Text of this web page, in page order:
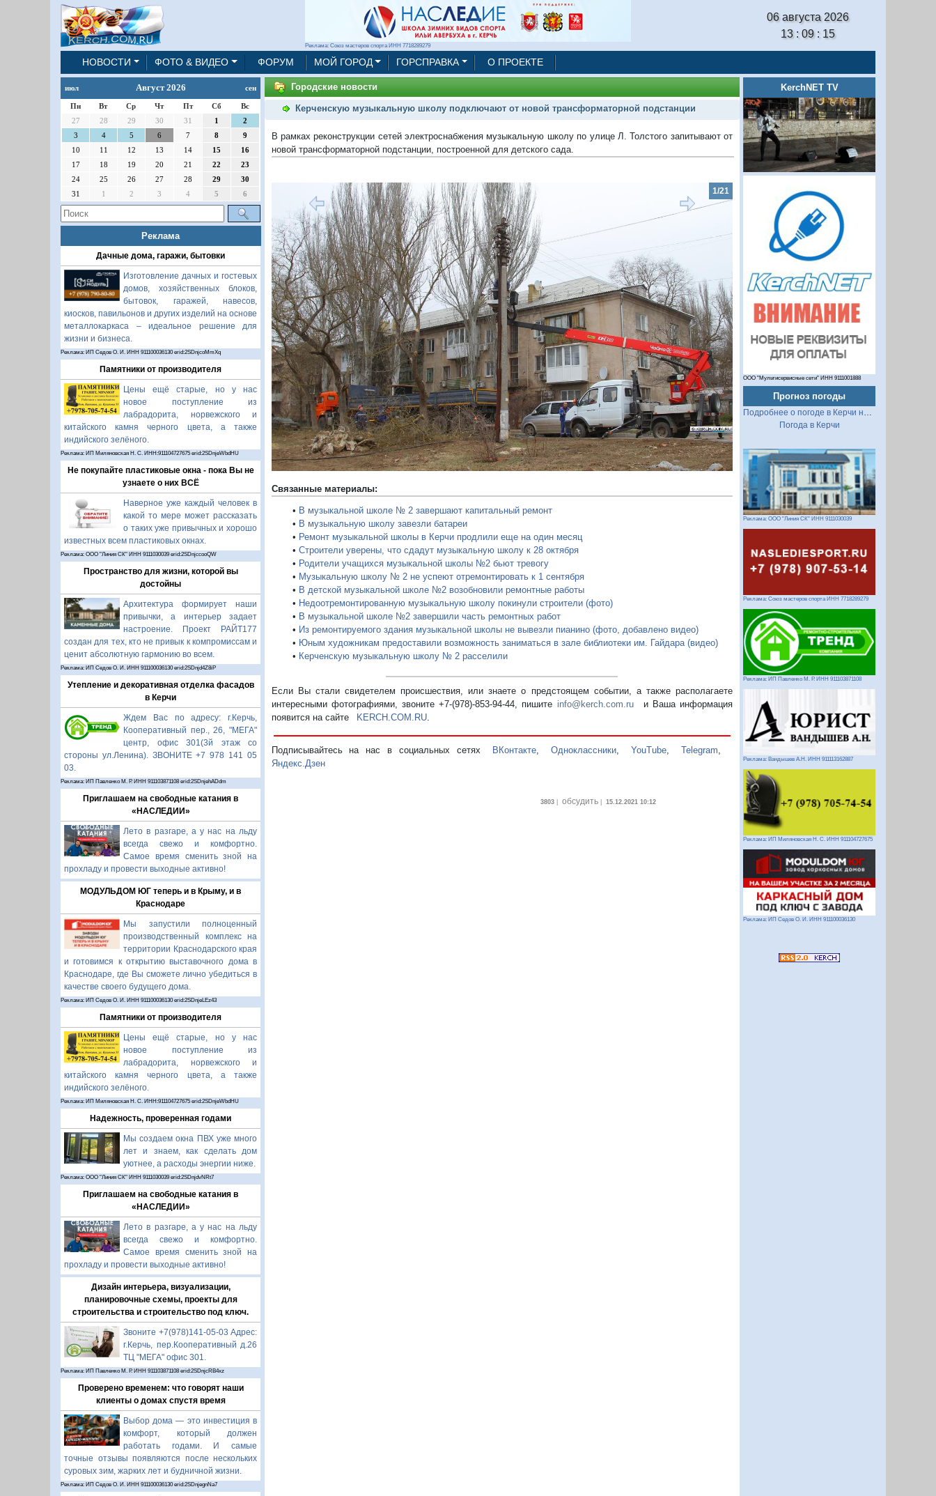
Реклама: Союз мастеров спорта ИНН 7718289279
06 августа 2026
13 : 09 : 16
НОВОСТИ ФОТО & ВИДЕО ФОРУМ МОЙ ГОРОД ГОРСПРАВКА О ПРОЕКТЕ
июл Август 2026 сен
Пн Вт Ср Чт Пт Сб
Вс
27
28 29 30 31 1
2
3
4 5 6 7 8
9
10
11 12 13 14 15
16
17
18 19 20 21 22
23
24
25 26 27 28 29
30
31
1 2 3 4 5 6
Реклама
Дачные дома, гаражи, бытовки
Изготовление дачных и гостевых
домов, хозяйственных блоков,
бытовок, гаражей, навесов,
киосков, павильонов и других изделий на основе
металлокаркаса – идеальное решение для
жизни и бизнеса.
Реклама: ИП Седов О. И. ИНН 911100036130 erid:2SDnjcoMmXq
Памятники от производителя
Цены ещё старые, но у нас
новое поступление из
лабрадорита, норвежского и
китайского камня черного цвета, а также
индийского зелёного.
Реклама: ИП Миляновская Н. С. ИНН:911104727675 erid:2SDnjeWbdHU
Не покупайте пластиковые окна - пока Вы не
узнаете о них ВСЁ
Наверное уже каждый человек в
какой то мере может рассказать
о таких уже привычных и хорошо
известных всем пластиковых окнах.
Реклама: ООО "Линия СК" ИНН 9111030039 erid:2SDnjccooQW
Пространство для жизни, которой вы
достойны
Архитектура формирует наши
привычки, а интерьер задает
настроение. Проект РАЙТ177
создан для тех, кто не привык к компромиссам и
ценит абсолютную гармонию во всем.
Реклама: ИП Седов О. И. ИНН 911100036130 erid:2SDnjd4Z8iP
Утепление и декоративная отделка фасадов
в Керчи
Ждем Вас по адресу: г.Керчь,
Кооперативный пер., 26, "МЕГА"
центр, офис 301(3й этаж со
стороны ул.Ленина). ЗВОНИТЕ +7 978 141 05
03.
Реклама: ИП Павленко М. Р. ИНН 911103871108 erid:2SDnjehADdm
Приглашаем на свободные катания в
«НАСЛЕДИИ»
Лето в разгаре, а у нас на льду
всегда свежо и комфортно.
Самое время сменить зной на
прохладу и провести выходные активно!
МОДУЛЬДОМ ЮГ теперь и в Крыму, и в
Краснодаре
Мы запустили полноценный
производственный комплекс на
территории Краснодарского края
и готовимся к открытию выставочного дома в
Краснодаре, где Вы сможете лично убедиться в
качестве своего будущего дома.
Реклама: ИП Седов О. И. ИНН 911100036130 erid:2SDnjeLEz43
Памятники от производителя
Цены ещё старые, но у нас
новое поступление из
лабрадорита, норвежского и
китайского камня черного цвета, а также
индийского зелёного.
Реклама: ИП Миляновская Н. С. ИНН:911104727675 erid:2SDnjeWbdHU
Надежность, проверенная годами
Мы создаем окна ПВХ уже много
лет и знаем, как сделать дом
уютнее, а расходы энергии ниже.
Реклама: ООО "Линия СК" ИНН 9111030039 erid:2SDnjdvNRt7
Приглашаем на свободные катания в
«НАСЛЕДИИ»
Лето в разгаре, а у нас на льду
всегда свежо и комфортно.
Самое время сменить зной на
прохладу и провести выходные активно!
Дизайн интерьера, визуализации,
планировочные схемы, проекты для
строительства и строительство под ключ.
Звоните +7(978)141-05-03 Адрес:
г.Керчь, пер.Кооперативный д.26
ТЦ "МЕГА" офис 301.
Реклама: ИП Павленко М. Р. ИНН 911103871108 erid:2SDnjcRB4xz
Проверено временем: что говорят наши
клиенты о домах спустя время
Выбор дома — это инвестиция в
комфорт, который должен
работать годами. И самые
точные отзывы появляются после нескольких
суровых зим, жарких лет и будничной жизни.
Реклама: ИП Седов О. И. ИНН 911100036130 erid:2SDnjegnNa7
Городские новости
Керченскую музыкальную школу подключают от новой трансформаторной подстанции
В рамках реконструкции сетей электроснабжения музыкальную школу по улице Л. Толстого запитывают от
новой трансформаторной подстанции, построенной для детского сада.
Предыдущий Следующий
Связанные материалы:
• В музыкальной школе № 2 завершают капитальный ремонт
• В музыкальную школу завезли батареи
• Ремонт музыкальной школы в Керчи продлили еще на один месяц
• Строители уверены, что сдадут музыкальную школу к 28 октября
• Родители учащихся музыкальной школы №2 бьют тревогу
• Музыкальную школу № 2 не успеют отремонтировать к 1 сентября
• В детской музыкальной школе №2 возобновили ремонтные работы
• Недоотремонтированную музыкальную школу покинули строители (фото)
• В музыкальной школе №2 завершили часть ремонтных работ
• Из ремонтируемого здания музыкальной школы не вывезли пианино (фото, добавлено видео)
• Юным художникам предоставили возможность заниматься в зале библиотеки им. Гайдара (видео)
• Керченскую музыкальную школу № 2 расселили
Если Вы стали свидетелем происшествия, или знаете о предстоящем событии, а также располагаете
интересными фотографиями, звоните +7-(978)-853-94-44, пишите info@kerch.com.ru и Ваша информация
появится на сайте KERCH.COM.RU.
Подписывайтесь на нас в социальных сетях ВКонтакте Одноклассники ,YouTube ,Telegram
Яндекс.Дзен
3803| обсудить| 15.12.2021 10:12
KerchNET TV
ООО "Мультисервисные сети" ИНН 9111001888
Прогноз погоды
Подробнее о погоде в Керчи на 2 недели
Погода в Керчи
Реклама: ООО "Линия СК" ИНН 9111030039
Реклама: Союз мастеров спорта ИНН 7718289279
Реклама: ИП Павленко М. Р. ИНН 911103871108
Реклама: Вандышев А.Н. ИНН 911113162887
Реклама: ИП Миляновская Н. С. ИНН 911104727675
Реклама: ИП Седов О. И. ИНН 911100036130